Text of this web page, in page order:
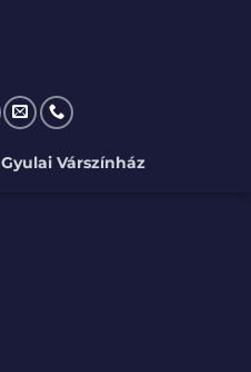
Gyulai Várszínház